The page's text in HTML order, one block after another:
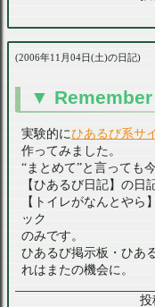
2006年11月04日(土)の日記
実験的にひあるび系サ
作ってみました。
“まとめて”と言っても
【ひあるび日記】の日
【トイレがなんとや
ック
のみです。
ひあるび掲示板・ひあ
れはまたの機会に。